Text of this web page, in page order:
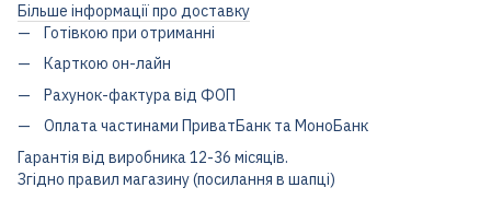
Більше інформації про доставку
Готівкою при отриманні
Карткою он-лайн
Рахунок-фактура від ФОП
Оплата частинами ПриватБанк та МоноБанк
Гарантія від виробника 12-36 місяців.
Згідно правил магазину (посилання в шапці)